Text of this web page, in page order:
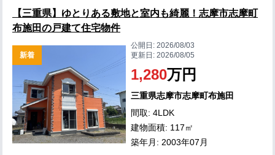
【三重県】ゆとりある敷地と室内も綺麗！志摩市志摩町
布施田の戸建て住宅物件
新着
公開日:2026/08/03
更新日:2026/08/05
1,280万円
三重県志摩市志摩町布施田
間取: 4LDK
建物面積: 117㎡
築年月: 2003年07月